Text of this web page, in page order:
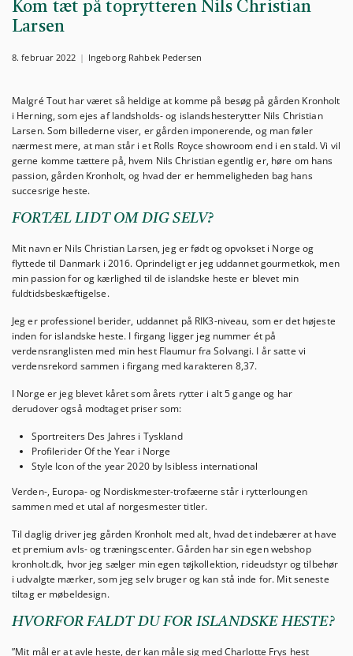
Kom tæt på toprytteren Nils Christian
Larsen
8. februar 2022 Ingeborg Rahbek Pedersen
Malgré Tout har været så heldige at komme på besøg på gården Kronholt
i Herning, som ejes af landsholds- og islandshesterytter Nils Christian
Larsen. Som billederne viser, er gården imponerende, og man føler
nærmest mere, at man står i et Rolls Royce showroom end i en stald. Vi vil
gerne komme tættere på, hvem Nils Christian egentlig er, høre om hans
passion, gården Kronholt, og hvad der er hemmeligheden bag hans
succesrige heste.
FORTÆL LIDT OM DIG SELV?
Mit navn er Nils Christian Larsen, jeg er født og opvokset i Norge og
flyttede til Danmark i 2016. Oprindeligt er jeg uddannet gourmetkok, men
min passion for og kærlighed til de islandske heste er blevet min
fuldtidsbeskæftigelse.
Jeg er professionel berider, uddannet på RIK3-niveau, som er det højeste
inden for islandske heste. I firgang ligger jeg nummer ét på
verdensranglisten med min hest Flaumur fra Solvangi. I år satte vi
verdensrekord sammen i firgang med karakteren 8,37.
I Norge er jeg blevet kåret som årets rytter i alt 5 gange og har
derudover også modtaget priser som:
Sportreiters Des Jahres i Tyskland
Profilerider Of the Year i Norge
Style Icon of the year 2020 by Isibless international
Verden-, Europa- og Nordiskmester-trofæerne står i rytterloungen
sammen med et utal af norgesmester titler.
Til daglig driver jeg gården Kronholt med alt, hvad det indebærer at have
et premium avls- og træningscenter. Gården har sin egen webshop
kronholt.dk, hvor jeg sælger min egen tøjkollektion, rideudstyr og tilbehør
i udvalgte mærker, som jeg selv bruger og kan stå inde for. Mit seneste
tiltag er møbeldesign.
HVORFOR FALDT DU FOR ISLANDSKE HESTE?
”Mit mål er at avle heste, der kan måle sig med Charlotte Frys hest